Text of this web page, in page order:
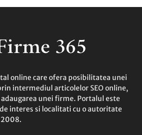
online care ofera posibilitatea unei
intermediul articolelor SEO online,
unei firme. Portalul este
interes si localitati cu o autoritate